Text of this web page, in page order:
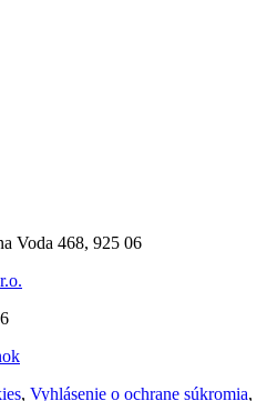
Voda 468, 925 06
, Vyhlásenie o ochrane súkromia,